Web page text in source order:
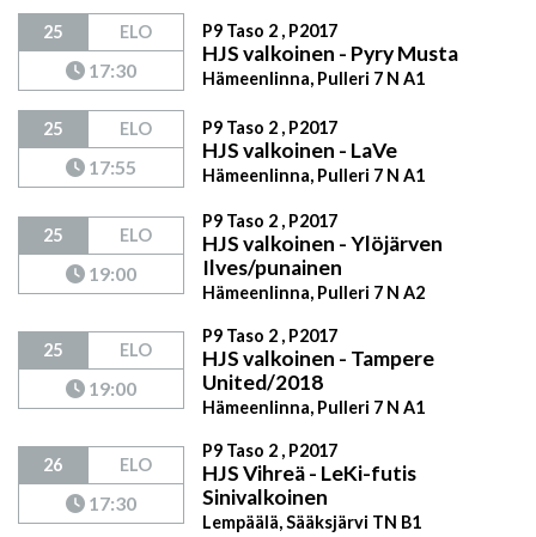
25 ELO
17:30
P9 Taso 2 , P2017
HJS valkoinen - Pyry Musta
Hämeenlinna, Pulleri 7 N A1
25 ELO
17:55
P9 Taso 2 , P2017
HJS valkoinen - LaVe
Hämeenlinna, Pulleri 7 N A1
25 ELO
19:00
P9 Taso 2 , P2017
HJS valkoinen - Ylöjärven
Ilves/punainen
Hämeenlinna, Pulleri 7 N A2
25 ELO
19:00
P9 Taso 2 , P2017
HJS valkoinen - Tampere
United/2018
Hämeenlinna, Pulleri 7 N A1
26 ELO
17:30
P9 Taso 2 , P2017
HJS Vihreä - LeKi-futis
Sinivalkoinen
Lempäälä, Sääksjärvi TN B1